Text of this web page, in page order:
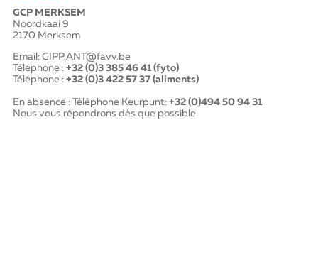
GCP MERKSEM
Noordkaai 9
2170 Merksem
Email: GIPP.ANT@favv.be
Téléphone : +32 (0)3 385 46 41(fyto)
Téléphone : +32 (0)3 422 57 37(aliments)
En absence : Téléphone Keurpunt: +32 (0)494 50 94 31
Nous vous répondrons dès que possible.